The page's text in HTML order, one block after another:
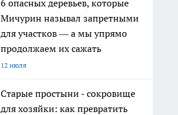
6 опасных деревьев, которые
Мичурин называл запретными
для участков — а мы упрямо
продолжаем их сажать
12 июля
Старые простыни - сокровище
для хозяйки: как превратить